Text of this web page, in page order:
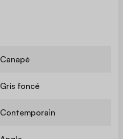
Canapé
Gris foncé
Contemporain